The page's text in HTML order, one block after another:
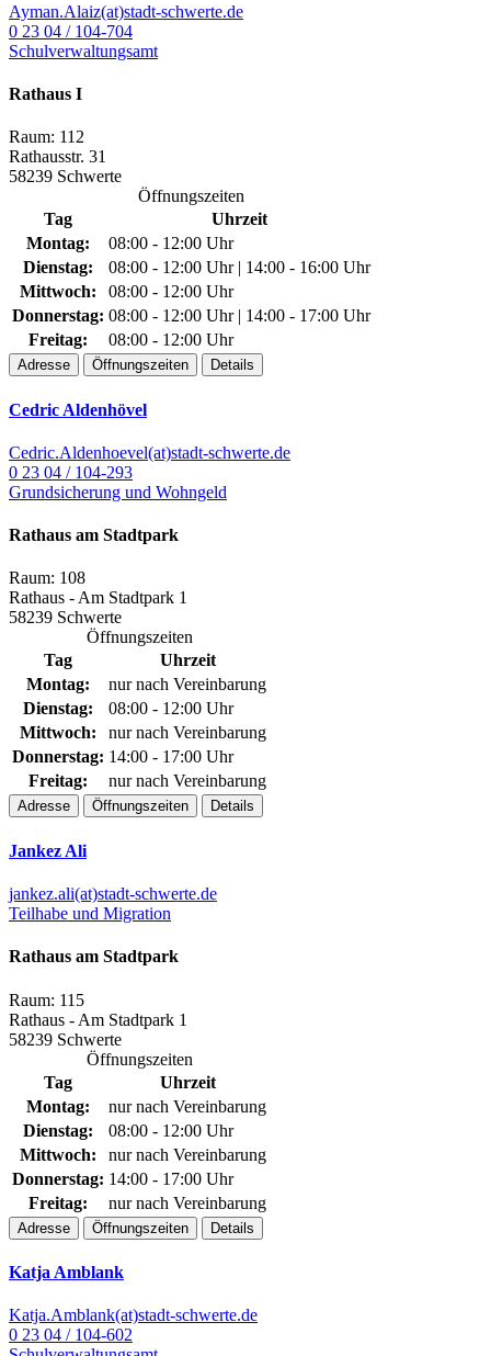
Ayman.Alaiz(at)stadt-schwerte.de
0 23 04 / 104-704
Schulverwaltungsamt
Rathaus I
Raum: 112
Rathausstr. 31
58239 Schwerte
Öffnungszeiten
Tag
Uhrzeit
Montag:
08:00 - 12:00 Uhr
Dienstag:
08:00 - 12:00 Uhr | 14:00 - 16:00 Uhr
Mittwoch:
08:00 - 12:00 Uhr
Donnerstag: 08:00 - 12:00 Uhr | 14:00 - 17:00 Uhr
Freitag:
08:00 - 12:00 Uhr
Adresse Öffnungszeiten Details
Cedric Aldenhövel
Cedric.Aldenhoevel(at)stadt-schwerte.de
0 23 04 / 104-293
Grundsicherung und Wohngeld
Rathaus am Stadtpark
Raum: 108
Rathaus - Am Stadtpark 1
58239 Schwerte
Öffnungszeiten
Tag
Uhrzeit
Montag:
nur nach Vereinbarung
Dienstag:
08:00 - 12:00 Uhr
Mittwoch:
nur nach Vereinbarung
Donnerstag: 14:00 - 17:00 Uhr
Freitag:
nur nach Vereinbarung
Adresse Öffnungszeiten Details
Jankez Ali
jankez.ali(at)stadt-schwerte.de
Teilhabe und Migration
Rathaus am Stadtpark
Raum: 115
Rathaus - Am Stadtpark 1
58239 Schwerte
Öffnungszeiten
Tag
Uhrzeit
Montag:
nur nach Vereinbarung
Dienstag:
08:00 - 12:00 Uhr
Mittwoch:
nur nach Vereinbarung
Donnerstag: 14:00 - 17:00 Uhr
Freitag:
nur nach Vereinbarung
Adresse Öffnungszeiten Details
Katja Amblank
Katja.Amblank(at)stadt-schwerte.de
0 23 04 / 104-602